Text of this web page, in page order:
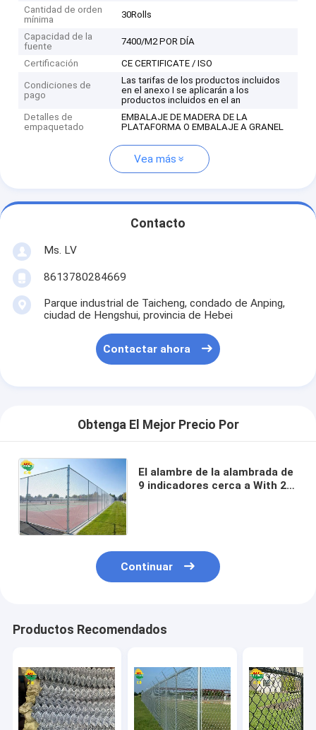
Cantidad de orden
mínima
30Rolls
Capacidad de la
fuente
7400/M2 POR DÍA
Certificación CE CERTIFICATE / ISO
Condiciones de
pago
Las tarifas de los productos incluidos
en el anexo I se aplicarán a los
productos incluidos en el an
Detalles de
empaquetado
EMBALAJE DE MADERA DE LA
PLATAFORMA O EMBALAJE A GRANEL
Vea más
Contacto
Ms. LV
8613780284669
Parque industrial de Taicheng, condado de Anping,
ciudad de Hengshui, provincia de Hebei
Contactar ahora
Obtenga El Mejor Precio Por
El alambre de la alambrada de
9 indicadores cerca a With 2"
Continuar
Productos Recomendados